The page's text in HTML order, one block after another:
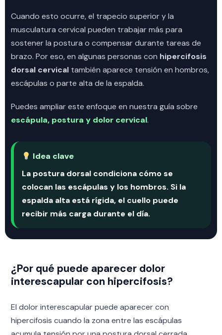
Cuando esto ocurre, el trapecio superior y la
musculatura cervical pueden trabajar más para
sostener la postura o compensar durante tareas de
brazo. Por eso, en algunas personas con hipercifosis
dorsal cervical también aparece tensión en hombros,
escápulas o parte alta de la espalda.
Puedes ampliar este enfoque en nuestra guía sobre
escápula, postura y dolor cervical.
Idea clave
La postura dorsal condiciona cómo se
colocan las escápulas y los hombros. Si la
espalda alta está rígida, el cuello puede
recibir más carga durante el día.
¿Por qué puede aparecer dolor
interescapular con hipercifosis?
El dolor interescapular puede aparecer con
hipercifosis cuando la zona entre las escápulas